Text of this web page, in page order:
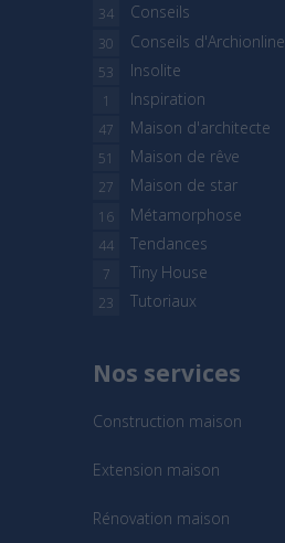
Conseils
34
Conseils d'Archionline
30
Insolite
53
Inspiration
1
Maison d'architecte
47
Maison de rêve
51
Maison de star
27
Métamorphose
16
Tendances
44
Tiny House
7
Tutoriaux
23
Nos services
Construction maison
Extension maison
Rénovation maison